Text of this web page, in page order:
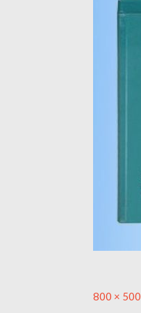
Full
800 × 500